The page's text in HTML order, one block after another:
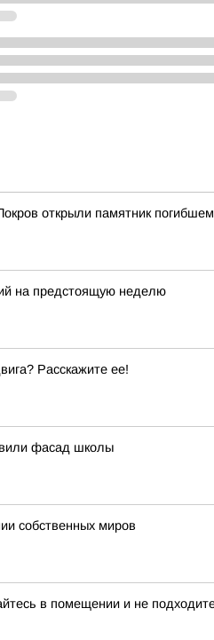
открыли памятник
на предстоящую неделю
Расскажите ее!
фасад школы
собственных миров
в помещении и не